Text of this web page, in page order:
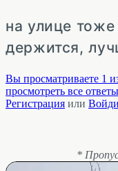
на улице
держится,
Вы просматриваете 1
просмотреть все
Регистрация или
*